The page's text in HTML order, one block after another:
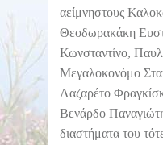
αείμνηστους
Θεοδωρακάκη
Κωνσταντίνο,
Μεγαλοκονόμο
Λαζαρέτο
Βενάρδο
διαστήματα του